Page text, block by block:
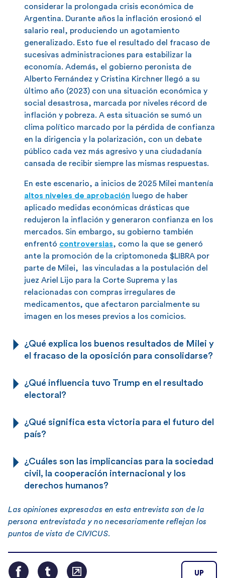
considerar la prolongada crisis económica de
Argentina. Durante años la inflación erosionó el
salario real, produciendo un agotamiento
generalizado. Esto fue el resultado del fracaso de
sucesivas administraciones para estabilizar la
economía. Además, el gobierno peronista de
Alberto Fernández y Cristina Kirchner llegó a su
último año (2023) con una situación económica y
social desastrosa, marcada por niveles récord de
inflación y pobreza. A esta situación se sumó un
clima político marcado por la pérdida de confianza
en la dirigencia y la polarización, con un debate
público cada vez más agresivo y una ciudadanía
cansada de recibir siempre las mismas respuestas.
En este escenario, a inicios de 2025 Milei mantenía
altos niveles de aprobación luego de haber
aplicado medidas económicas drásticas que
redujeron la inflación y generaron confianza en los
mercados. Sin embargo, su gobierno también
enfrentó controversias, como la que se generó
ante la promoción de la criptomoneda $LIBRA por
parte de Milei, las vinculadas a la postulación del
juez Ariel Lijo para la Corte Suprema y las
relacionadas con compras irregulares de
medicamentos, que afectaron parcialmente su
imagen en los meses previos a los comicios.
¿Qué explica los buenos resultados de Milei y
el fracaso de la oposición para consolidarse?
¿Qué influencia tuvo Trump en el resultado
electoral?
¿Qué significa esta victoria para el futuro del
país?
¿Cuáles son las implicancias para la sociedad
civil, la cooperación internacional y los
derechos humanos?
Las opiniones expresadas en esta entrevista son de la
persona entrevistada y no necesariamente reflejan los
puntos de vista de CIVICUS.
UP